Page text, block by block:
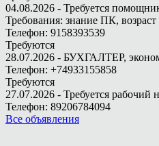
04.08.2026 - Требуется
Требования: знание ПК, возраст
Телефон: 9158393539
Требуются
28.07.2026 - БУХГАЛТЕР,
Телефон: +74933155858
Требуются
27.07.2026 - Требуется рабочий
Телефон: 89206784094
Все объявления